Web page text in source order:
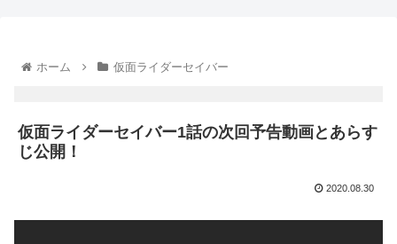
ホーム 仮面ライダーセイバー
仮面ライダーセイバー1話の次回予告動画とあらす
じ公開！
2020.08.30